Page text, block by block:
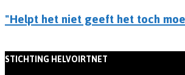
"Helpt het niet geeft het toch
STICHTING HELVOIRTNET